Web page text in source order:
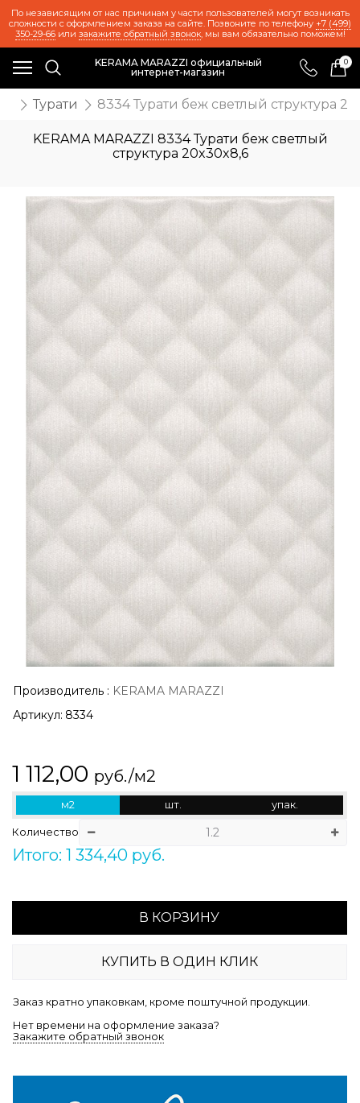
По независящим от нас причинам у части пользователей могут возникать
сложности с оформлением заказа на сайте. Позвоните по телефону +7 (499)
350-29-66или закажите обратный звонок, мы вам обязательно поможем!
KERAMA MARAZZI официальный
интернет-магазин
0
Турати 8334 Турати беж светлый структура
KERAMA MARAZZI 8334 Турати беж светлый
структура 20x30x8,6
Производитель : KERAMA MARAZZI
Артикул: 8334
1 112,00 руб./м2
м2 шт. упак.
Количество
Итого: 1 334,40 руб.
В КОРЗИНУ
КУПИТЬ В ОДИН КЛИК
Заказ кратно упаковкам, кроме поштучной продукции.
Нет времени на оформление заказа?
Закажите обратный звонок